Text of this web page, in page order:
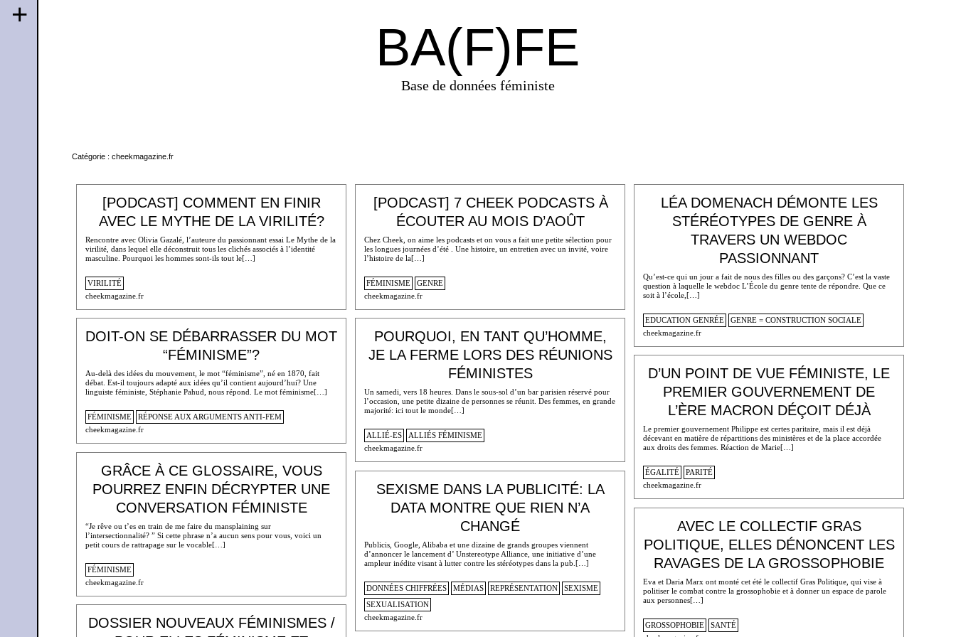
BA(F)FE
Base de données féministe
+
Catégorie : cheekmagazine.fr
[PODCAST] COMMENT EN FINIR
AVEC LE MYTHE DE LA VIRILITÉ?
Rencontre avec Olivia Gazalé, l’auteure du passionnant essai Le Mythe de la
virilité, dans lequel elle déconstruit tous les clichés associés à l’identité
masculine. Pourquoi les hommes sont-ils tout le[…]
VIRILITÉ
cheekmagazine.fr
[PODCAST] 7 CHEEK PODCASTS À
ÉCOUTER AU MOIS D’AOÛT
Chez Cheek, on aime les podcasts et on vous a fait une petite sélection pour
les longues journées d’été . Une histoire, un entretien avec un invité, voire
l’histoire de la[…]
FÉMINISME
GENRE
cheekmagazine.fr
LÉA DOMENACH DÉMONTE LES
STÉRÉOTYPES DE GENRE À
TRAVERS UN WEBDOC
PASSIONNANT
Qu’est-ce qui un jour a fait de nous des filles ou des garçons? C’est la vaste
question à laquelle le webdoc L’École du genre tente de répondre. Que ce
soit à l’école,[…]
EDUCATION GENRÉE
GENRE = CONSTRUCTION SOCIALE
cheekmagazine.fr
DOIT-ON SE DÉBARRASSER DU MOT
“FÉMINISME”?
Au-delà des idées du mouvement, le mot “féminisme”, né en 1870, fait
débat. Est-il toujours adapté aux idées qu’il contient aujourd’hui? Une
linguiste féministe, Stéphanie Pahud, nous répond. Le mot féminisme[…]
FÉMINISME
RÉPONSE AUX ARGUMENTS ANTI-FEM
cheekmagazine.fr
POURQUOI, EN TANT QU’HOMME,
JE LA FERME LORS DES RÉUNIONS
FÉMINISTES
Un samedi, vers 18 heures. Dans le sous-sol d’un bar parisien réservé pour
l’occasion, une petite dizaine de personnes se réunit. Des femmes, en grande
majorité: ici tout le monde[…]
ALLIÉ-ES
ALLIÉS FÉMINISME
cheekmagazine.fr
D’UN POINT DE VUE FÉMINISTE, LE
PREMIER GOUVERNEMENT DE
L’ÈRE MACRON DÉÇOIT DÉJÀ
Le premier gouvernement Philippe est certes paritaire, mais il est déjà
décevant en matière de répartitions des ministères et de la place accordée
aux droits des femmes. Réaction de Marie[…]
ÉGALITÉ
PARITÉ
cheekmagazine.fr
GRÂCE À CE GLOSSAIRE, VOUS
POURREZ ENFIN DÉCRYPTER UNE
CONVERSATION FÉMINISTE
“Je rêve ou t’es en train de me faire du mansplaining sur
l’intersectionnalité? ” Si cette phrase n’a aucun sens pour vous, voici un
petit cours de rattrapage sur le vocable[…]
FÉMINISME
cheekmagazine.fr
SEXISME DANS LA PUBLICITÉ: LA
DATA MONTRE QUE RIEN N’A
CHANGÉ
Publicis, Google, Alibaba et une dizaine de grands groupes viennent
d’annoncer le lancement d’ Unstereotype Alliance, une initiative d’une
ampleur inédite visant à lutter contre les stéréotypes dans la pub.[…]
DONNÉES CHIFFRÉES MÉDIAS REPRÉSENTATION
SEXISME
SEXUALISATION
cheekmagazine.fr
AVEC LE COLLECTIF GRAS
POLITIQUE, ELLES DÉNONCENT LES
RAVAGES DE LA GROSSOPHOBIE
Eva et Daria Marx ont monté cet été le collectif Gras Politique, qui vise à
politiser le combat contre la grossophobie et à donner un espace de parole
aux personnes[…]
GROSSOPHOBIE
SANTÉ
DOSSIER NOUVEAUX FÉMINISMES /